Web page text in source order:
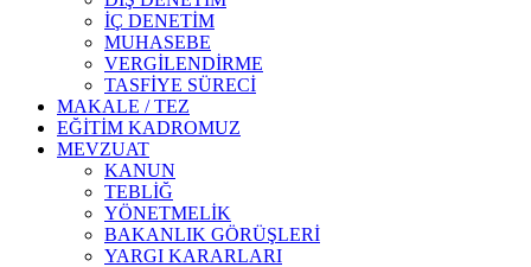
İÇ DENETİM
MUHASEBE
VERGİLENDİRME
TASFİYE SÜRECİ
MAKALE / TEZ
EĞİTİM KADROMUZ
MEVZUAT
KANUN
TEBLİĞ
YÖNETMELİK
BAKANLIK GÖRÜŞLERİ
YARGI KARARLARI